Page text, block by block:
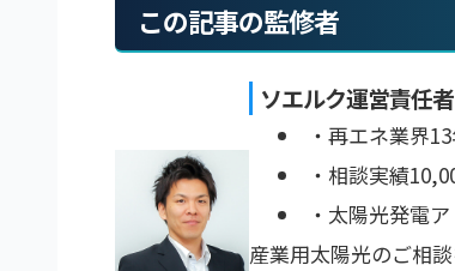
この記事の監修者
ソエルク運営責任
・再エネ業界
・相談実績
・太陽光発電
産業用太陽光のご相